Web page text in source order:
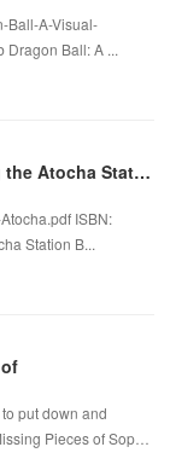
Ball-A-Visual-
Dragon Ball: A ...
Free ebooks download in pdf file Leaving the Atocha Station
ISBN:
Station B...
put down and
Pieces of Sop…